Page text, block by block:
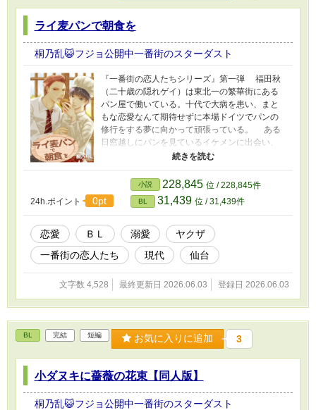
ライ麦パンで朝食を
桐乃乱😺フジョ公開中一番街のスターダスト
『一番街の恋人たちシリーズ』第一弾 福田秋
（二十歳の隠れゲイ）は東北一の繁華街にある
パン屋で働いている。十代で大病を患い、まと
もな恋愛なんて期待せずに本場ドイツでパンの
修行をする夢に向かって頑張っている。 ある
日窓越しにパンを見ているイケメンに出会い、
一目惚れした彼は自分の作ったパンを好きにな
けで満足のはずが、ある出来事がきっかけで距
離が縮まり、あれよという間に身体の関係
に……？ そして影のある表情のイケメンには、
人に言えない事情があって……。 東北一の繁華
街『お日さま商店街』のパン屋で働く不憫で健
気な青年と、孤独な訳ありリーマンの恋です。
僕と龍神シリーズと同じ場所が舞台です。 表紙
24h.ポイント 0pt
小説 228,845 位 / 228,845件
BL 31,439 位 / 31,439件
恋愛 ＢＬ 溺愛
ヤクザ
一番街の恋人たち
現代 仙台
文字数 4,528 最終更新日 2026.06.03 登録日 2026.06.03
BL 完結 短編 お気に入りに追加 3
小ダヌキに薔薇の花束【同人版】
桐乃乱😺フジョ公開中一番街のスターダスト